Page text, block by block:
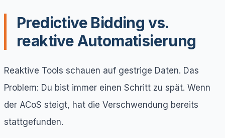
Predictive Bidding vs.
reaktive Automatisierung
Reaktive Tools schauen auf gestrige Daten. Das
Problem: Du bist immer einen Schritt zu spät. Wenn
der ACoS steigt, hat die Verschwendung bereits
stattgefunden.